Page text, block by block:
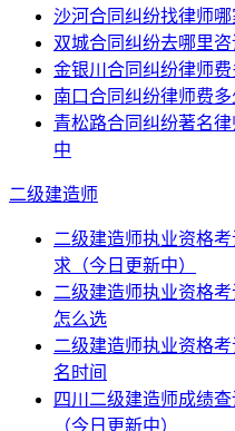
沙河合同纠纷找律师
双城合同纠纷去哪里
金银川合同纠纷律师
南口合同纠纷律师费
青松路合同纠纷著名
中
二级建造师
二级建造师执业资格
求（今日更新中）
二级建造师执业资格
怎么选
二级建造师执业资格
名时间
四川二级建造师成绩
（今日更新中）